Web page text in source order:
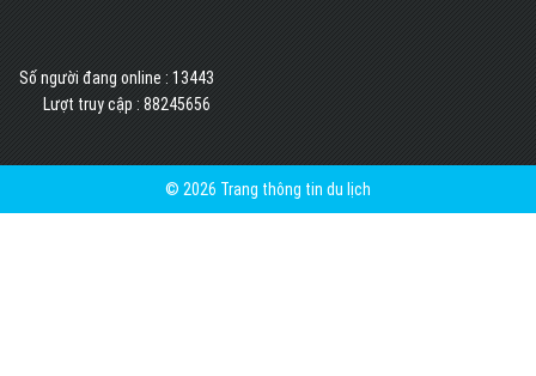
Số người đang online : 13443
Lượt truy cập : 88245656
© 2026 Trang thông tin du lịch